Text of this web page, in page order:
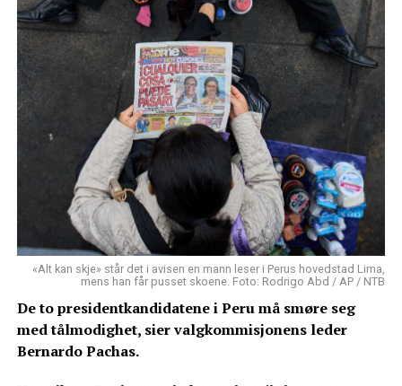
«Alt kan skje» står det i avisen en mann leser i Perus hovedstad Lima,
mens han får pusset skoene. Foto: Rodrigo Abd / AP / NTB
De to presidentkandidatene i Peru må smøre seg
med tålmodighet, sier valgkommisjonens leder
Bernardo Pachas.